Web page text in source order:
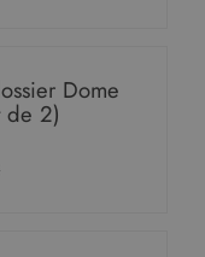
Dome
de 2)